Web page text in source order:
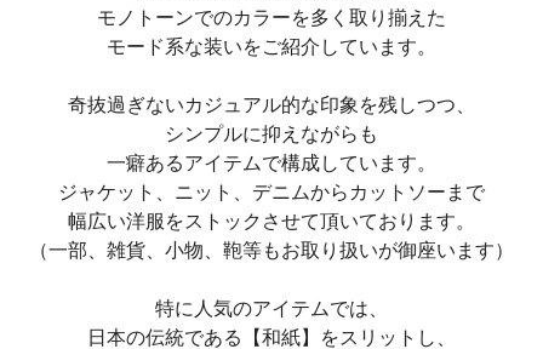
モノトーンでのカラーを多く取り揃えた
モード系な装いをご紹介しています。
奇抜過ぎないカジュアル的な印象を残しつつ、
シンプルに抑えながらも
一癖あるアイテムで構成しています。
ジャケット、ニット、デニムからカットソーまで
幅広い洋服をストックさせて頂いております。
（一部、雑貨、小物、鞄等もお取り扱いが御座います）
特に人気のアイテムでは、
日本の伝統である【和紙】をスリットし、